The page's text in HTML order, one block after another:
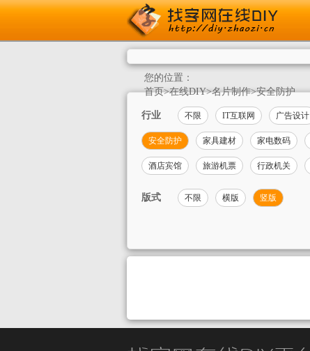
您的位置：
首页>在线DIY>名片制作>安全防护
行业 不限 IT互联网 广告设计
安全防护 家具建材 家电数码
酒店宾馆 旅游机票 行政机关
版式 不限 横版 竖版